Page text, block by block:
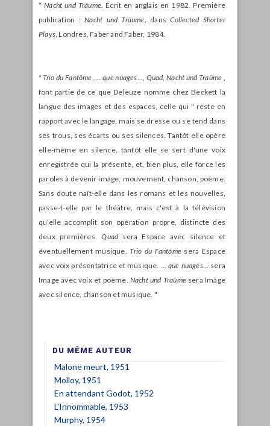
*Nacht und Träume. Écrit en anglais en 1982. Première
publication :Nacht und Träume, dansCollected Shorter
Plays, Londres, Faber and Faber, 1984.
" Trio du Fantôme, …que nuages…, Quad,Nacht und Traüme ,
font partie de ce que Deleuze nomme chez Beckett la
langue des images et des espaces, celle qui " reste en
rapport avec le langage, mais se dresse ou se tend dans
ses trous, ses écarts ou ses silences. Tantôt elle opère
elle-même en silence, tantôt elle se sert d'une voix
enregistrée qui la présente, et, bien plus, elle force les
paroles à devenir image, mouvement, chanson, poème.
Sans doute naît-elle dans les romans et les nouvelles,
passe-t-elle par le théâtre, mais c'est à la télévision
qu’elle accomplit son opération propre, distincte des
deux premières.Quad sera Espace avec silence et
éventuellement musique.Trio du Fantôme sera Espace
avec voix présentatrice et musique. ...que nuages... sera
Image avec voix et poème. Nacht und Traümesera Image
avec silence, chanson et musique. "
DU MÊME AUTEUR
Malone meurt, 1951
Molloy, 1951
En attendant Godot, 1952
L'Innommable, 1953
Murphy, 1954